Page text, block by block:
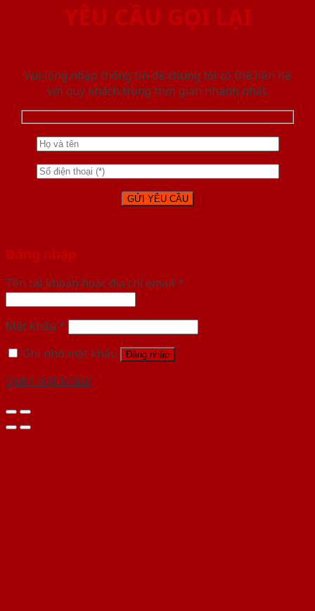
YÊU CẦU GỌI LẠI
Vui lòng nhập thông tin để chúng tôi có thể liên hệ
với quý khách trong thời gian nhanh nhất.
Đăng nhập
Tên tài khoản hoặc địa chỉ email *
Mật khẩu *
Ghi nhớ mật khẩu
Đăng nhập
Quên mật khẩu?